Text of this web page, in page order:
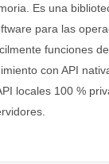
Es una
para las
funciones
con API
locales 100 %